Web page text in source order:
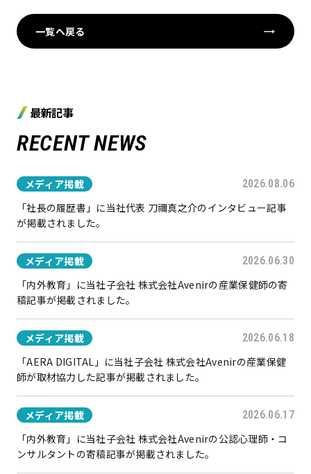
一覧へ戻る
最新記事
RECENT NEWS
メディア掲載 2026.08.06
「社長の履歴書」に当社代表 刀禰真之介のインタビュー記事
が掲載されました。
メディア掲載 2026.06.30
「内外教育」に当社子会社 株式会社Avenirの産業保健師の寄
稿記事が掲載されました。
メディア掲載 2026.06.18
「AERA DIGITAL」に当社子会社 株式会社Avenirの産業保健
師が取材協力した記事が掲載されました。
メディア掲載 2026.06.17
「内外教育」に当社子会社 株式会社Avenirの公認心理師・コ
ンサルタントの寄稿記事が掲載されました。